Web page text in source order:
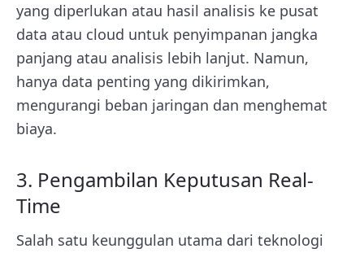
yang diperlukan atau hasil analisis ke pusat
data atau cloud untuk penyimpanan jangka
panjang atau analisis lebih lanjut. Namun,
hanya data penting yang dikirimkan,
mengurangi beban jaringan dan menghemat
biaya.
3. Pengambilan Keputusan Real-
Time
Salah satu keunggulan utama dari teknologi